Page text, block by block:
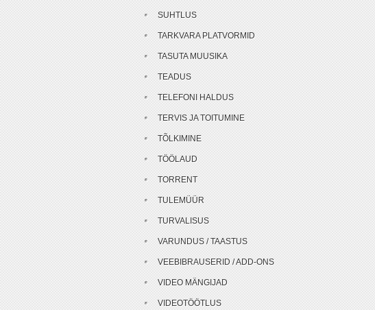
SUHTLUS
TARKVARA PLATVORMID
TASUTA MUUSIKA
TEADUS
TELEFONI HALDUS
TERVIS JA TOITUMINE
TÕLKIMINE
TÖÖLAUD
TORRENT
TULEMÜÜR
TURVALISUS
VARUNDUS / TAASTUS
VEEBIBRAUSERID / ADD-ONS
VIDEO MÄNGIJAD
VIDEOTÖÖTLUS